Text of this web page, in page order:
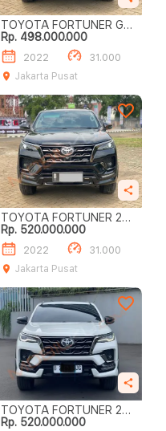
TOYOTA FORTUNER GR
SPORT 2.4
Rp. 498.000.000
2022
31.000
Jakarta Pusat
TOYOTA FORTUNER 2.4
GR SPORT
Rp. 520.000.000
2022
31.000
Jakarta Pusat
TOYOTA FORTUNER 2.8
GR SPORT
Rp. 520.000.000